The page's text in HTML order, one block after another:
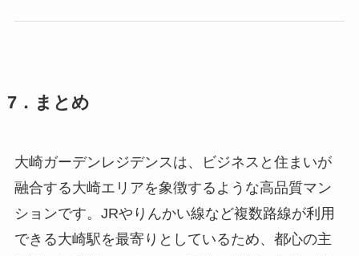
7．まとめ
大崎ガーデンレジデンスは、ビジネスと住まいが
融合する大崎エリアを象徴するような高品質マン
ションです。JRやりんかい線など複数路線が利用
できる大崎駅を最寄りとしているため、都心の主